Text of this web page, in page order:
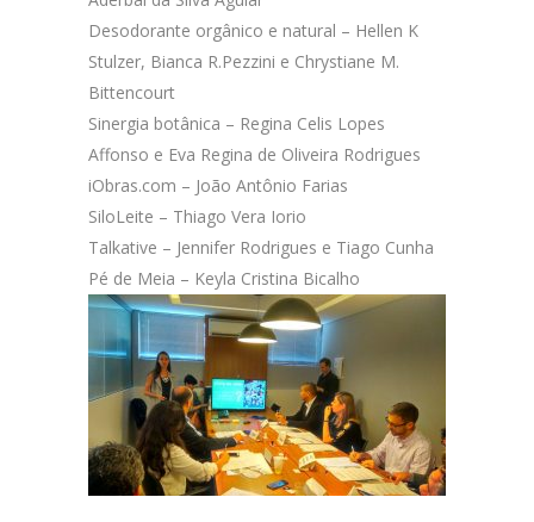
Desodorante orgânico e natural – Hellen K
Stulzer, Bianca R.Pezzini e Chrystiane M.
Bittencourt
Sinergia botânica – Regina Celis Lopes
Affonso e Eva Regina de Oliveira Rodrigues
iObras.com – João Antônio Farias
SiloLeite – Thiago Vera Iorio
Talkative – Jennifer Rodrigues e Tiago Cunha
Pé de Meia – Keyla Cristina Bicalho